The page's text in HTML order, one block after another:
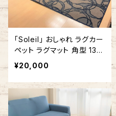
「Soleil」 おしゃれ ラグカー
ペット ラグマット 角型 132.
5cm x 180cm ブルー
¥20,000